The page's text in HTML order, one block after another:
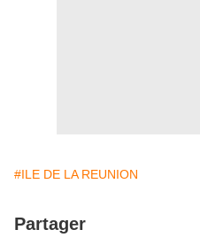
#ILE DE LA REUNION
Partager